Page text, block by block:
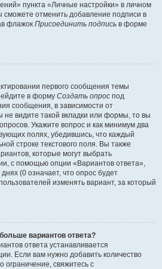
пункта «Личные настройки» в личном
сможете отменить добавление подписи в
флажок Присоединить подпись в форме
первого сообщения темы
в форму Создать опрос под
сообщения, в зависимости от
не видите такой вкладки или формы, то вы
Укажите вопрос и как минимум два
полях, убедившись, что каждый
строке текстового поля. Вы также
которые могут выбрать
с помощью опции «Вариантов ответа»,
(0 означает, что опрос будет
изменять вариант, за который
вариантов ответа?
ответа устанавливается
Если вам нужно добавить количество
свяжитесь с